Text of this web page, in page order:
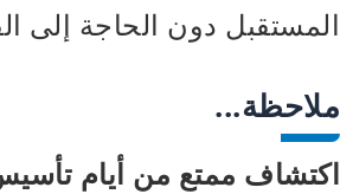
المستقبل دون الحاجة إلى
ملاحظة...
اكتشاف ممتع من أيام